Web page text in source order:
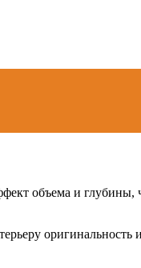
объема и глубины,